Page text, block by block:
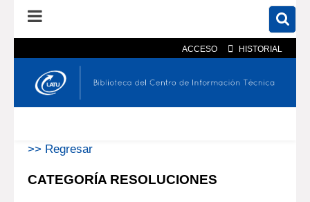
ACCESO HISTORIAL
En el catálogo En el sitio
>> Regresar
CATEGORÍA RESOLUCIONES